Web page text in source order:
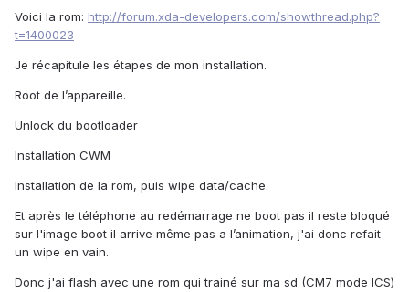
Voici la rom: http://forum.xda-developers.com/showthread.php?
t=1400023
Je récapitule les étapes de mon installation.
Root de l’appareille.
Unlock du bootloader
Installation CWM
Installation de la rom, puis wipe data/cache.
Et après le téléphone au redémarrage ne boot pas il reste bloqué
sur l'image boot il arrive même pas a l’animation, j'ai donc refait
un wipe en vain.
Donc j'ai flash avec une rom qui trainé sur ma sd (CM7 mode ICS)